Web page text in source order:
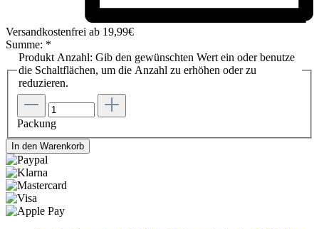
Versandkostenfrei ab 19,99€
Summe: *
Produkt Anzahl: Gib den gewünschten Wert ein oder benutze
die Schaltflächen, um die Anzahl zu erhöhen oder zu
reduzieren.
Packung
In den Warenkorb